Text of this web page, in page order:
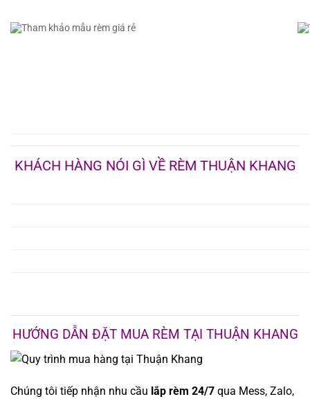
KHÁCH HÀNG NÓI GÌ VỀ RÈM THUẬN KHANG
HƯỚNG DẪN ĐẶT MUA RÈM TẠI THUẬN KHANG
Chúng tôi tiếp nhận nhu cầu lắp rèm 24/7 qua Mess, Zalo,